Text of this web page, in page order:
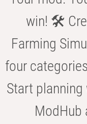
win! 🛠️
Farming
four
Start
ModHub